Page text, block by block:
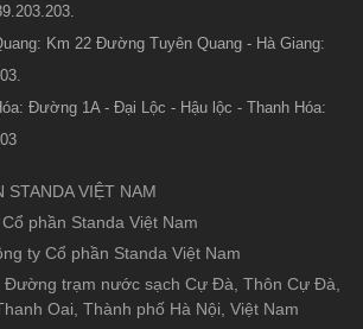
Km 22 Đường Tuyên Quang - Hà Giang:
Đường 1A - Đại Lộc - Hậu lộc - Thanh Hóa:
STANDA VIỆT NAM
phần Standa Việt Nam
ty Cổ phần Standa Việt Nam
trạm nước sạch Cự Đà, Thôn Cự Đà,
Oai, Thành phố Hà Nội, Việt Nam